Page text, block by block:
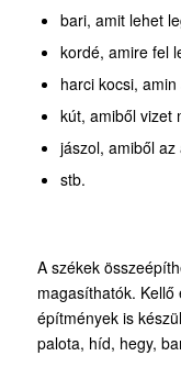
bari, amit lehet
kordé, amire fel
harci kocsi,
kút, amiből vizet
jászol, amiből
stb.
A székek
magasíthatók.
építmények is
palota, híd, hegy,